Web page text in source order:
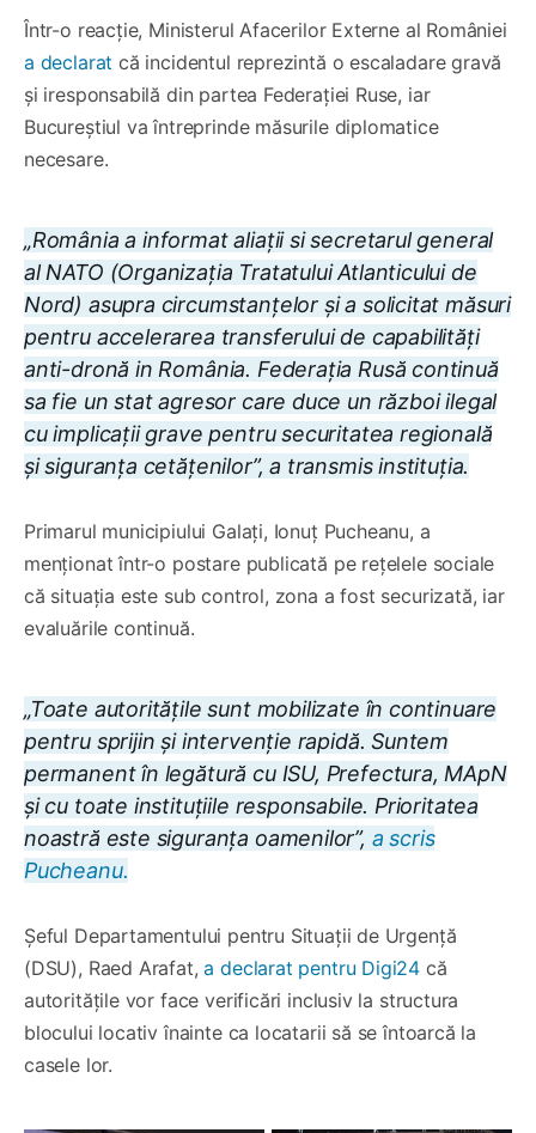
Într-o reacție, Ministerul Afacerilor Externe al României
a declarat că incidentul reprezintă o escaladare gravă
și iresponsabilă din partea Federației Ruse, iar
Bucureștiul va întreprinde măsurile diplomatice
necesare.
„România a informat aliații si secretarul general
al NATO (Organizația Tratatului Atlanticului de
Nord) asupra circumstanțelor și a solicitat măsuri
pentru accelerarea transferului de capabilități
anti-dronă in România. Federația Rusă continuă
sa fie un stat agresor care duce un război ilegal
cu implicații grave pentru securitatea regională
și siguranța cetățenilor”, a transmis instituția.
Primarul municipiului Galați, Ionuț Pucheanu, a
menționat într-o postare publicată pe rețelele sociale
că situația este sub control, zona a fost securizată, iar
evaluările continuă.
„Toate autoritățile sunt mobilizate în continuare
pentru sprijin și intervenție rapidă. Suntem
permanent în legătură cu ISU, Prefectura, MApN
și cu toate instituțiile responsabile. Prioritatea
noastră este siguranța oamenilor”, a scris
Pucheanu.
Șeful Departamentului pentru Situații de Urgență
(DSU), Raed Arafat, a declarat pentru Digi24 că
autoritățile vor face verificări inclusiv la structura
blocului locativ înainte ca locatarii să se întoarcă la
casele lor.